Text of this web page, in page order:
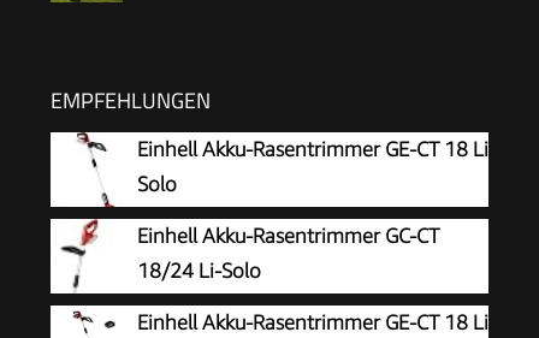
EMPFEHLUNGEN
Einhell Akku-Rasentrimmer GE-CT 18 Li
Solo
Einhell Akku-Rasentrimmer GC-CT
18/24 Li-Solo
Einhell Akku-Rasentrimmer GE-CT 18 Li